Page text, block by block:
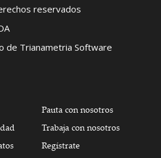
reservados
de Trianametria Software
Pauta con nosotros
Trabaja con nosotros
Regístrate